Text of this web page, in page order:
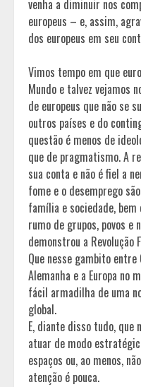
venha a diminuir nos
europeus – e, assim,
dos europeus em seu
Vimos tempo em que
Mundo e talvez vejamos
de europeus que não se
outros países e do
questão é menos de
que de pragmatismo. A
sua conta e não é fiel a
fome e o desemprego
família e sociedade,
rumo de grupos, povos e
demonstrou a Revolução
Que nesse gambito
Alemanha e a Europa no
fácil armadilha de uma
global.
E, diante disso tudo, que
atuar de modo
espaços ou, ao menos,
atenção é pouca.